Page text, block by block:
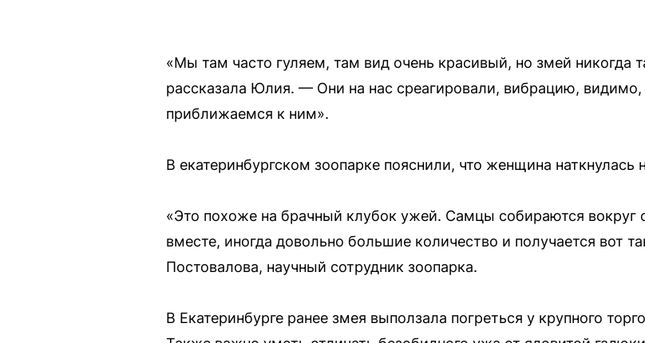
«Мы там часто гуляем, там вид очень красивый, но змей никогда
рассказала Юлия. — Они на нас среагировали, вибрацию, видимо,
приближаемся к ним».
В екатеринбургском зоопарке пояснили, что женщина
«Это похоже на брачный клубок ужей. Самцы собираются вокруг
вместе, иногда довольно большие количество и получается вот
Постовалова, научный сотрудник зоопарка.
В Екатеринбурге ранее змея выползала погреться у крупного